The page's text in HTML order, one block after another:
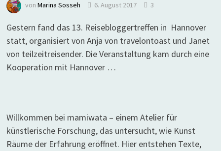
von Marina Sosseh 6. August 2017 3
Gestern fand das 13. Reisebloggertreffen in Hannover
statt, organisiert von Anja von travelontoast und Janet
von teilzeitreisender. Die Veranstaltung kam durch eine
Kooperation mit Hannover …
Willkommen bei mamiwata – einem Atelier für
künstlerische Forschung, das untersucht, wie Kunst
Räume der Erfahrung eröffnet. Hier entstehen Texte,